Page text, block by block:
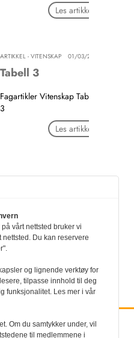
Les artikkel
ARTIKKEL - VITENSKAP 01/03/2001
Tabell 3
Fagartikler Vitenskap Tabell
3
Les artikkel
Kontakt oss
vårt nettsted bruker vi
Du kan reservere
og lignende verktøy for
tilpasse innhold til deg
funksjonalitet. Les mer i vår
Om du samtykker under, vil
til medlemmene i